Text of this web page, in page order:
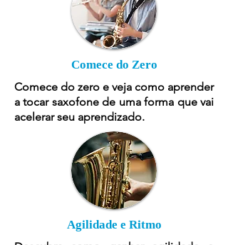
Comece do Zero
Comece do zero e veja como aprender
a tocar saxofone de uma forma que vai
acelerar seu aprendizado.
Agilidade e Ritmo